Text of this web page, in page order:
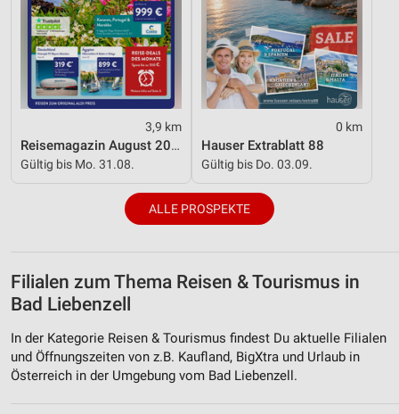
3,9 km
Reisemagazin August 2026
Gültig bis Mo. 31.08.
0 km
Hauser Extrablatt 88
Gültig bis Do. 03.09.
ALLE PROSPEKTE
Filialen zum Thema Reisen & Tourismus in
Bad Liebenzell
In der Kategorie Reisen & Tourismus findest Du aktuelle Filialen
und Öffnungszeiten von z.B. Kaufland, BigXtra und Urlaub in
Österreich in der Umgebung vom Bad Liebenzell.